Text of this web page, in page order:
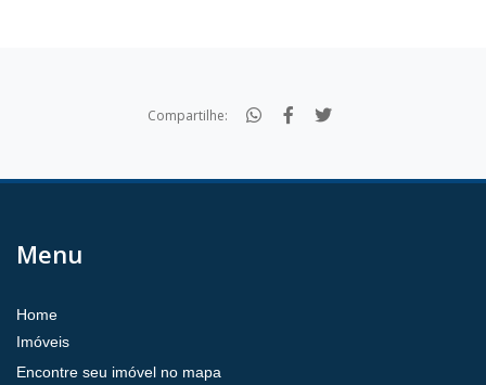
Compartilhe:
Menu
Home
Imóveis
Encontre seu imóvel no mapa